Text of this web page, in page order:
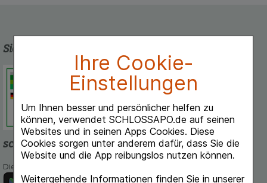
Ihre Cookie-
Einstellungen
Um Ihnen besser und persönlicher helfen zu
können, verwendet SCHLOSSAPO.de auf seinen
Websites und in seinen Apps Cookies. Diese
Cookies sorgen unter anderem dafür, dass Sie die
Website und die App reibungslos nutzen können.
Weitergehende Informationen finden Sie in unserer
Sicherheit und Qualität
Schlossapo.de ist registriert beim
Deutschen Institut für Medizinische
Dokumentation und Information.
schlossapo.de-App
Die App von schlossapo.de jetzt mit E-Rezept-Scanner